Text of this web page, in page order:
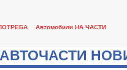
Автомобили НА ЧАСТИ
АВТОЧАСТИ